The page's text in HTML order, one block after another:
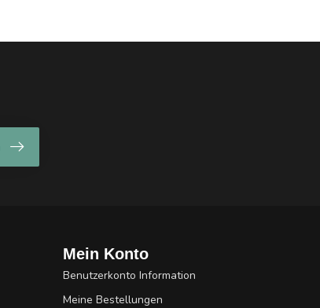
Mein Konto
Benutzerkonto Information
Meine Bestellungen